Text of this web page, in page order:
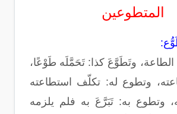
المتطوعين
وتَطَوَّعَ كذا: تَحَمَّلَه طَوْعًا،
وتطوع له: تكلّف استطاعته
وتطوع به: تَبَرَّعَ به فلم يلزمه